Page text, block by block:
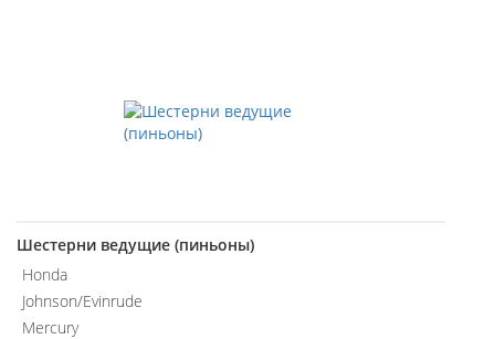
Шестерни ведущие (пиньоны)
Honda
Johnson/Evinrude
Mercury